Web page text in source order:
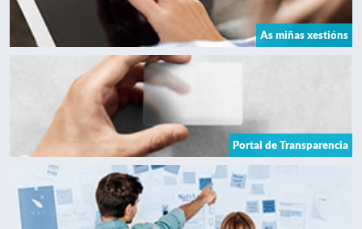
As miñas xestións
Portal de Transparencia